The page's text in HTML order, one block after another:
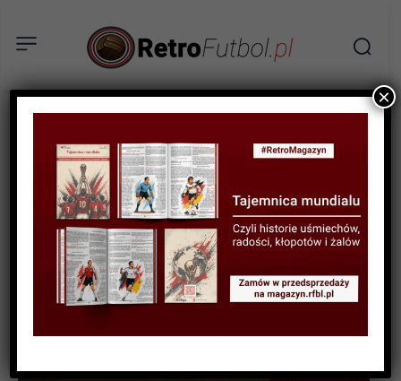
STATYSTYKI FUTBOLOWE
STATYSTYKI LIGOWE
STATYSTYKI PIŁKARZY
Statystyki polskich piłkarzy
w ligach zagranicznych w
sezonie 2023/24
×